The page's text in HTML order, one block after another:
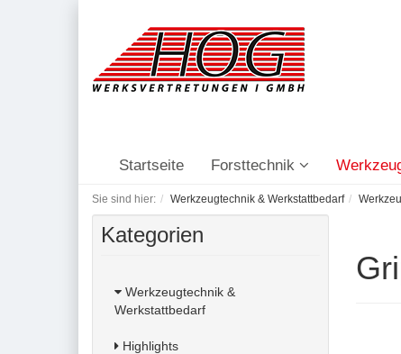
Startseite Forsttechnik
Sie sind hier: Werkzeugtechnik & Werkstattbedarf
Kategorien
Werkzeugtechnik &
Werkstattbedarf
Highlights